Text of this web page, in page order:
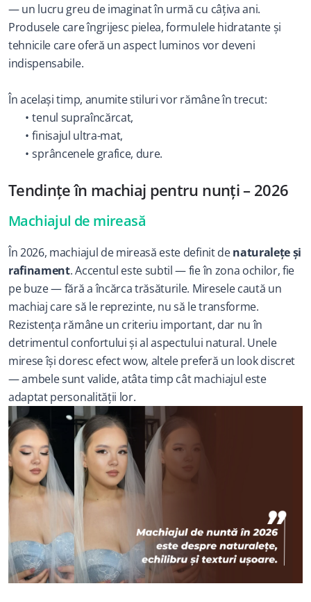
— un lucru greu de imaginat în urmă cu câțiva ani.
Produsele care îngrijesc pielea, formulele hidratante și
tehnicile care oferă un aspect luminos vor deveni
indispensabile.
În același timp, anumite stiluri vor rămâne în trecut:
tenul supraîncărcat,
finisajul ultra-mat,
sprâncenele grafice, dure.
Tendințe în machiaj pentru nunți – 2026
Machiajul de mireasă
În 2026, machiajul de mireasă este definit de naturalețe și
rafinament. Accentul este subtil — fie în zona ochilor, fie
pe buze — fără a încărca trăsăturile. Miresele caută un
machiaj care să le reprezinte, nu să le transforme.
Rezistența rămâne un criteriu important, dar nu în
detrimentul confortului și al aspectului natural. Unele
mirese își doresc efect wow, altele preferă un look discret
— ambele sunt valide, atâta timp cât machiajul este
adaptat personalității lor.